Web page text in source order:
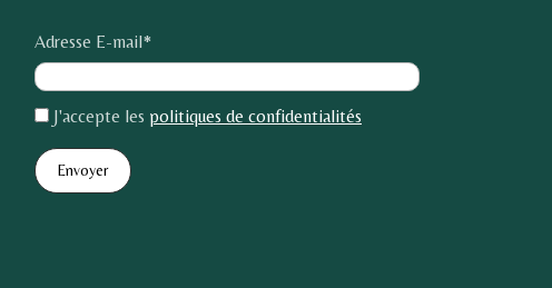
Adresse E-mail*
J'accepte les politiques de confidentialités